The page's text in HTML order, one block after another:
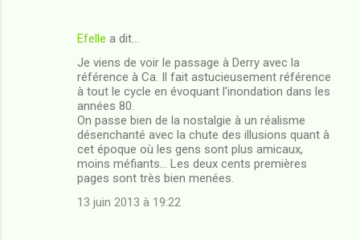
Efelle a dit…
Je viens de voir le passage à Derry avec la
référence à Ca. Il fait astucieusement référence
à tout le cycle en évoquant l'inondation dans les
années 80.
On passe bien de la nostalgie à un réalisme
désenchanté avec la chute des illusions quant à
cet époque où les gens sont plus amicaux,
moins méfiants... Les deux cents premières
pages sont très bien menées.
13 juin 2013 à 19:22